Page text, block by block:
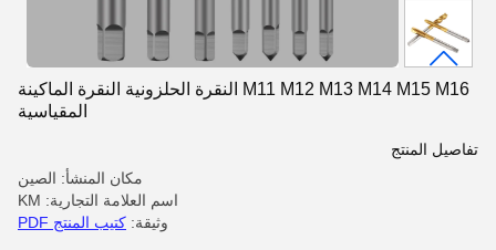
M11 M12 M13 M14 M15 M16 النقرة الحلزونية النقرة الماكينة
المقياسية
تفاصيل المنتج
مكان المنشأ: الصين
اسم العلامة التجارية: KM
وثيقة: كتيب المنتج PDF